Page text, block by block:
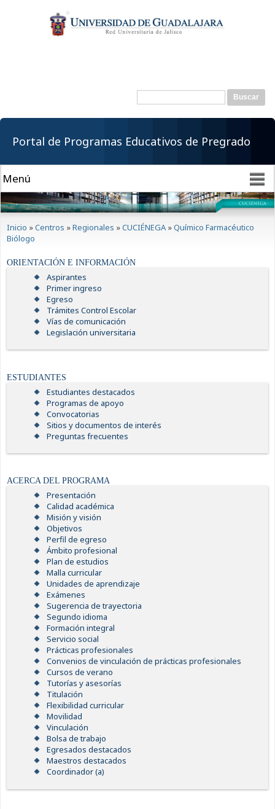
contenido
principal
Formulario de
Buscar
Portal de Programas Educativos de Pregrado
Inicio »Centros »Regionales »CUCIÉNEGA »Químico Farmacéutico
Biólogo
ORIENTACIÓN E INFORMACIÓN
Aspirantes
Primer ingreso
Egreso
Trámites Control Escolar
Vías de comunicación
Legislación universitaria
ESTUDIANTES
Estudiantes destacados
Programas de apoyo
Convocatorias
Sitios y documentos de interés
Preguntas frecuentes
ACERCA DEL PROGRAMA
Presentación
Calidad académica
Misión y visión
Objetivos
Perfil de egreso
Ámbito profesional
Plan de estudios
Malla curricular
Unidades de aprendizaje
Exámenes
Sugerencia de trayectoria
Segundo idioma
Formación integral
Servicio social
Prácticas profesionales
Convenios de vinculación de prácticas profesionales
Cursos de verano
Tutorías y asesorías
Titulación
Flexibilidad curricular
Movilidad
Vinculación
Bolsa de trabajo
Egresados destacados
Maestros destacados
Coordinador (a)